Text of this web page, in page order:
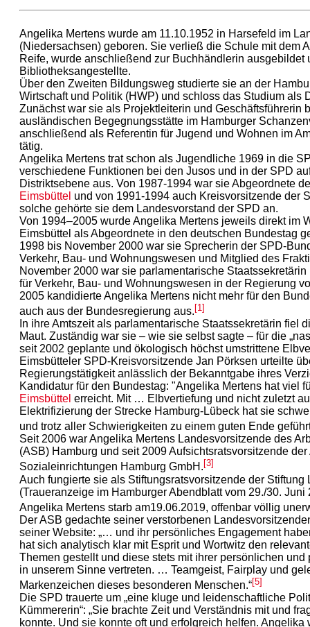
Angelika Mertens wurde am 11.10.1952 in Harsefeld im
(Niedersachsen) geboren. Sie verließ die Schule mit dem
Reife, wurde anschließend zur Buchhändlerin ausgebildet
Bibliotheksangestellte.
Über den Zweiten Bildungsweg studierte sie an der
Wirtschaft und Politik (HWP) und schloss das Studium als
Zunächst war sie als Projektleiterin und Geschäftsführerin
ausländischen Begegnungsstätte im Hamburger
anschließend als Referentin für Jugend und Wohnen im
tätig.
Angelika Mertens trat schon als Jugendliche 1969 in die
verschiedene Funktionen bei den Jusos und in der SPD
Distriktsebene aus. Von 1987-1994 war sie Abgeordnete
Eimsbüttel und von 1991-1994 auch Kreisvorsitzende der
solche gehörte sie dem Landesvorstand der SPD an.
Von 1994–2005 wurde Angelika Mertens jeweils direkt im
Eimsbüttel als Abgeordnete in den deutschen Bundestag
1998 bis November 2000 war sie Sprecherin der SPD-
Verkehr, Bau- und Wohnungswesen und Mitglied des
November 2000 war sie parlamentarische
für Verkehr, Bau- und Wohnungswesen in der Regierung
2005 kandidierte Angelika Mertens nicht mehr für den
auch aus der Bundesregierung aus.[1]
In ihre Amtszeit als parlamentarische Staatssekretärin fiel
Maut. Zuständig war sie – wie sie selbst sagte – für die
seit 2002 geplante und ökologisch höchst umstrittene
Eimsbütteler SPD-Kreisvorsitzende Jan Pörksen urteilte
Regierungstätigkeit anlässlich der Bekanntgabe ihres
Kandidatur für den Bundestag: "Angelika Mertens hat viel
Eimsbüttel erreicht. Mit … Elbvertiefung und nicht zuletzt
Elektrifizierung der Strecke Hamburg-Lübeck hat sie
und trotz aller Schwierigkeiten zu einem guten Ende
Seit 2006 war Angelika Mertens Landesvorsitzende des
(ASB) Hamburg und seit 2009 Aufsichtsratsvorsitzende der
Sozialeinrichtungen Hamburg GmbH. [3]
Auch fungierte sie als Stiftungsratsvorsitzende der Stiftung
(Traueranzeige im Hamburger Abendblatt vom 29./30. Juni
Angelika Mertens starb am19.06.2019, offenbar völlig
Der ASB gedachte seiner verstorbenen
seiner Website: „… und ihr persönliches Engagement
hat sich analytisch klar mit Esprit und Wortwitz den
Themen gestellt und diese stets mit ihrer persönlichen
in unserem Sinne vertreten. … Teamgeist, Fairplay und
Markenzeichen dieses besonderen Menschen.“[5]
Die SPD trauerte um „eine kluge und leidenschaftliche
Kümmererin“: „Sie brachte Zeit und Verständnis mit und
konnte. Und sie konnte oft und erfolgreich helfen. Angelika